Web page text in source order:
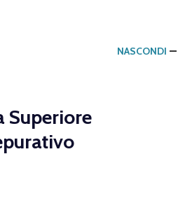
NASCONDI
Superiore